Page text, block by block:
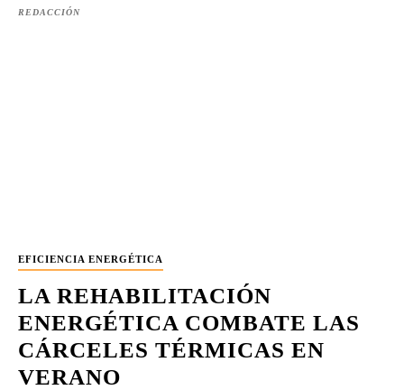
REDACCIÓN
EFICIENCIA ENERGÉTICA
LA REHABILITACIÓN
ENERGÉTICA COMBATE LAS
CÁRCELES TÉRMICAS EN
VERANO